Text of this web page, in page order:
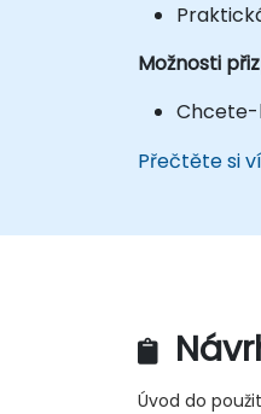
Možnosti
Chcete-
Přečtěte si
Úvod do